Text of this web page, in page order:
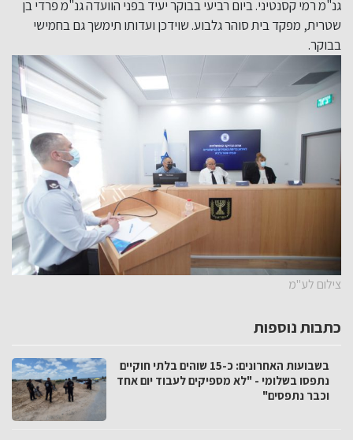
גנ"מ רמי קסנטיני. ביום רביעי בבוקר יעיד בפני הוועדה גנ"מ פרדי בן
שטרית, מפקד בית סוהר גלבוע. שוידכן ועדותו תימשך גם בחמישי
בבוקר.
צילום לע"מ
כתבות נוספות
בשבועות האחרונים: כ-15 שוהים בלתי חוקיים
נתפסו בשלומי - "לא מספיקים לעבוד יום אחד
וכבר נתפסים"